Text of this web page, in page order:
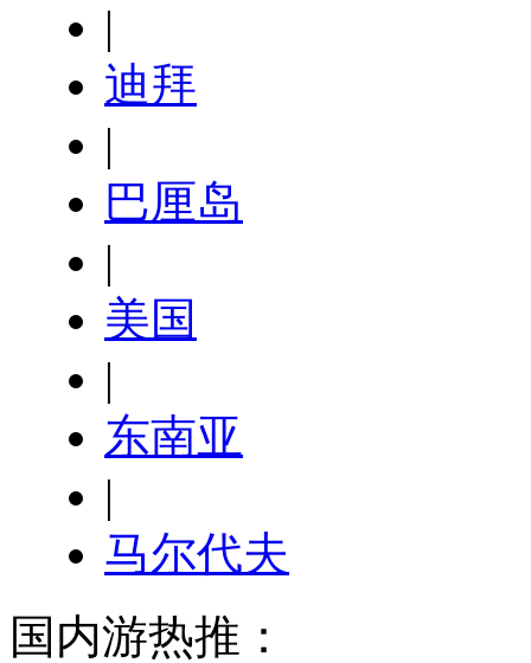
|
迪拜
|
巴厘岛
|
美国
|
东南亚
|
马尔代夫
国内游热推：